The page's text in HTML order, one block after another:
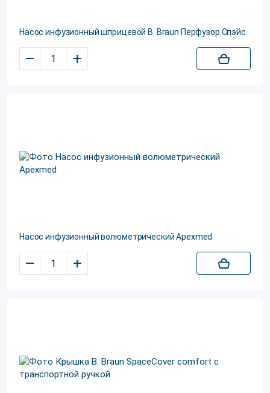
Насос инфузионный шприцевой B. Braun Перфузор Спэйс
– +
Насос инфузионный волюметрический Apexmed
– +